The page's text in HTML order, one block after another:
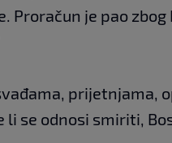
Proračun je pao
prijetnjama,
li se odnosi smiriti,